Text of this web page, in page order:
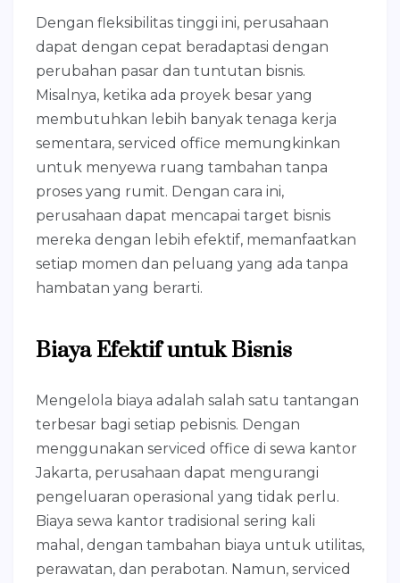
Dengan fleksibilitas tinggi ini, perusahaan
dapat dengan cepat beradaptasi dengan
perubahan pasar dan tuntutan bisnis.
Misalnya, ketika ada proyek besar yang
membutuhkan lebih banyak tenaga kerja
sementara, serviced office memungkinkan
untuk menyewa ruang tambahan tanpa
proses yang rumit. Dengan cara ini,
perusahaan dapat mencapai target bisnis
mereka dengan lebih efektif, memanfaatkan
setiap momen dan peluang yang ada tanpa
hambatan yang berarti.
Biaya Efektif untuk Bisnis
Mengelola biaya adalah salah satu tantangan
terbesar bagi setiap pebisnis. Dengan
menggunakan serviced office di sewa kantor
Jakarta, perusahaan dapat mengurangi
pengeluaran operasional yang tidak perlu.
Biaya sewa kantor tradisional sering kali
mahal, dengan tambahan biaya untuk utilitas,
perawatan, dan perabotan. Namun, serviced